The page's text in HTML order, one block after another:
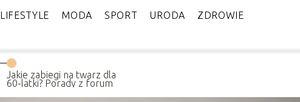
LIFESTYLE MODA SPORT URODA ZDROWIE
Jakie zabiegi na twarz dla
60-latki? Porady z forum